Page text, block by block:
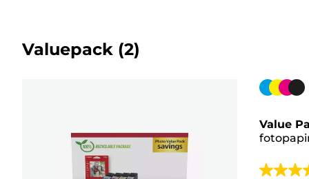
Valuepack (2)
Value